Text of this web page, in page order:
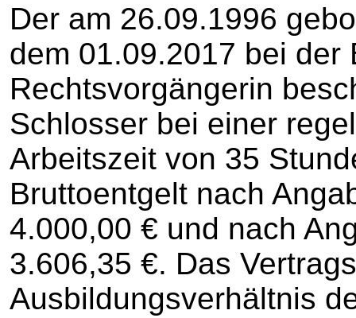
Der am 26.09.1996
dem 01.09.2017 bei der
Rechtsvorgängerin
Schlosser bei einer
Arbeitszeit von 35
Bruttoentgelt nach
4.000,00 € und nach
3.606,35 €. Das
Ausbildungsverhältnis